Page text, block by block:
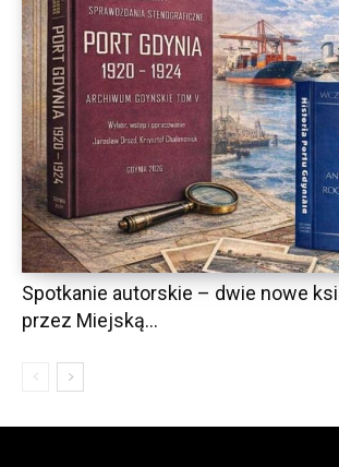
Spotkanie autorskie – dwie nowe
przez Miejską...